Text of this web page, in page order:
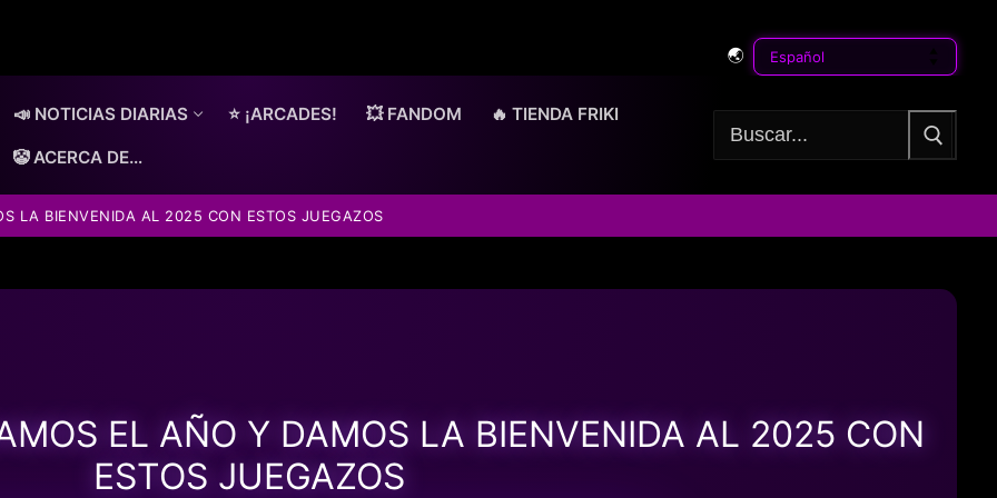
🌏
📣 NOTICIAS DIARIAS ⭐ ¡ARCADES! 💥 FANDOM 🔥 TIENDA FRIKI
🤡 ACERCA DE…
Buscar:
LA BIENVENIDA AL 2025 CON ESTOS JUEGAZOS
EL AÑO Y DAMOS LA BIENVENIDA AL 2025 CON
ESTOS JUEGAZOS